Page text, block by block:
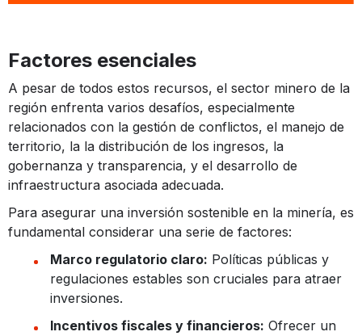
Factores esenciales
A pesar de todos estos recursos, el sector minero de la
región enfrenta varios desafíos, especialmente
relacionados con la gestión de conflictos, el manejo de
territorio, la la distribución de los ingresos, la
gobernanza y transparencia, y el desarrollo de
infraestructura asociada adecuada.
Para asegurar una inversión sostenible en la minería, es
fundamental considerar una serie de factores:
Marco regulatorio claro: Políticas públicas y
regulaciones estables son cruciales para atraer
inversiones.
Incentivos fiscales y financieros: Ofrecer un